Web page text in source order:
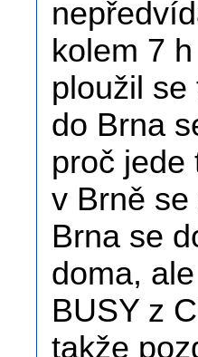
kolem 7
ploužil
do Brna
proč jede
v Brně se
Brna se
doma,
BUSY z
takže